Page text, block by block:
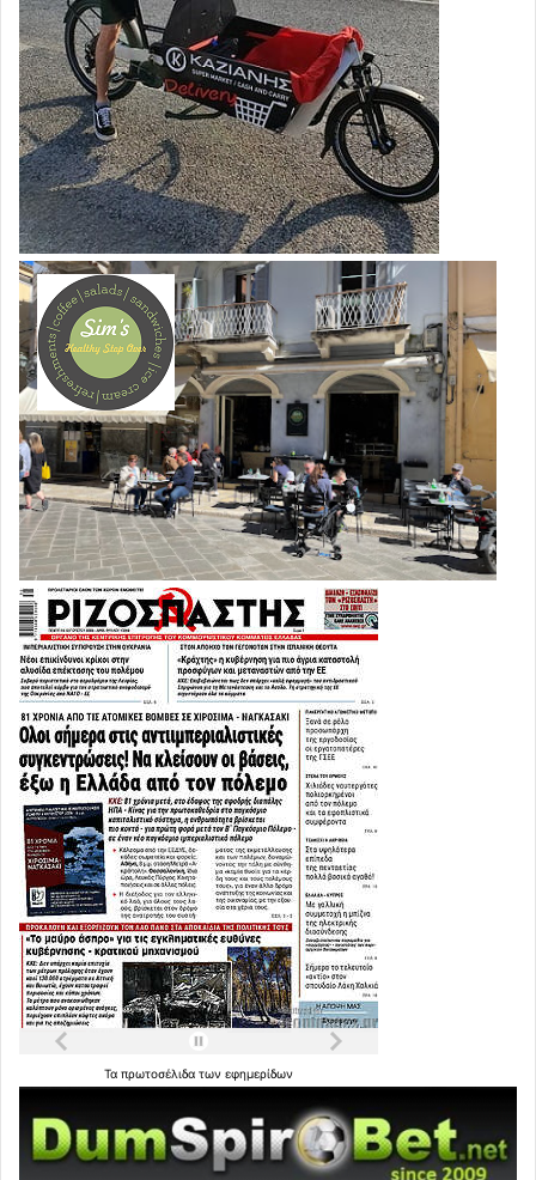
Τα πρωτοσέλιδα των εφημερίδων